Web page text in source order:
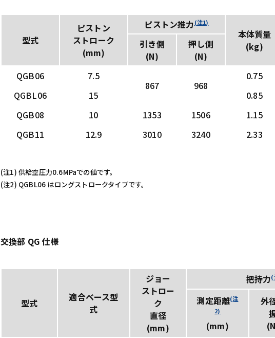
型式
ピストン
ストローク
(mm)
ピストン推力(注1)
本体質量
(kg)
引き側
(N)
押し側
(N)
QGB06
7.5
867 968
0.75
QGBL06 15 0.85
QGB08
10 1353 1506 1.15
QGB11
12.9 3010 3240 2.33
(注1) 供給空圧力0.6MPaでの値です。
(注2) QGBL06 はロングストロークタイプです。
交換部 QG 仕様
型式
適合ベース型
式
ジョー
ストロー
ク
直径
(mm)
把持力(
測定距離(注
2)
(mm)
外